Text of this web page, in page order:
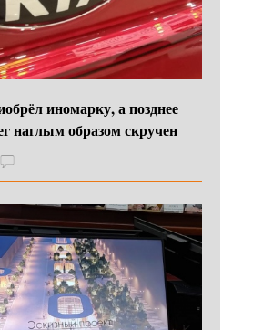
иномарку, а позднее
наглым образом скручен